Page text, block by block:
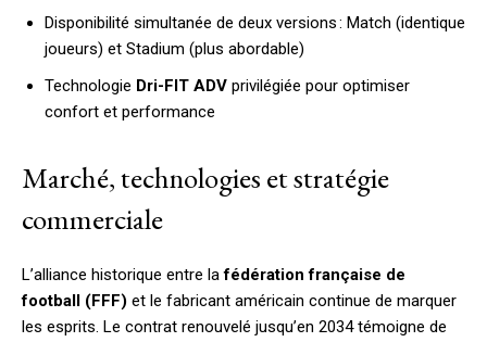
Disponibilité simultanée de deux versions : Match (identique
joueurs) et Stadium (plus abordable)
Technologie Dri-FIT ADV privilégiée pour optimiser
confort et performance
Marché, technologies et stratégie
commerciale
L’alliance historique entre lafédération française de
football (FFF) et le fabricant américain continue de marquer
les esprits. Le contrat renouvelé jusqu’en 2034 témoigne de